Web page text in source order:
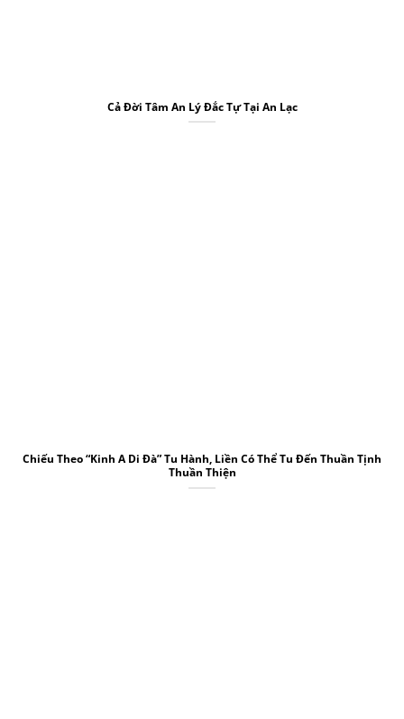
Cả Đời Tâm An Lý Đắc Tự Tại An Lạc
Chiếu Theo “Kinh A Di Đà” Tu Hành, Liền Có Thể Tu Đến Thuần Tịnh
Thuần Thiện